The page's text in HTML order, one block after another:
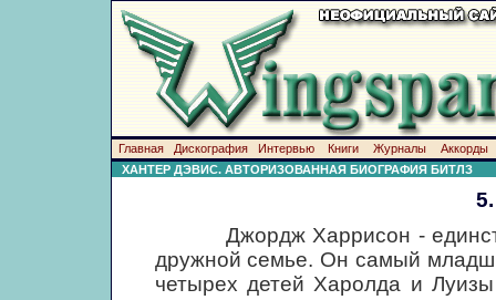
Главная Дискография Интервью Книги Журналы
Аккорды
ХАНТЕР ДЭВИС. АВТОРИЗОВАННАЯ БИОГРАФИЯ БИТЛЗ
Джордж Харрисон -
дружной семье. Он самый
четырех детей Харолда и